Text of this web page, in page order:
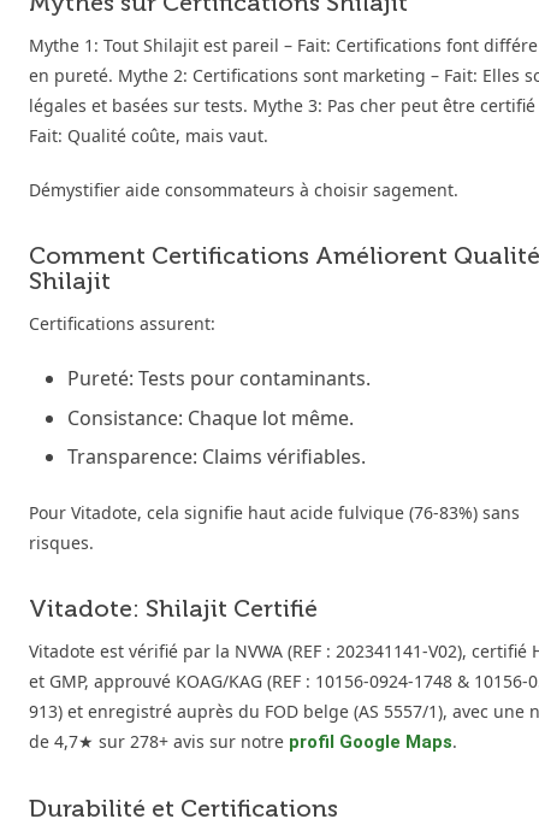
Mythe 1: Tout Shilajit est pareil – Fait: Certifications font
en pureté. Mythe 2: Certifications sont marketing – Fait: Elles
légales et basées sur tests. Mythe 3: Pas cher peut être certifié
Fait: Qualité coûte, mais vaut.
Démystifier aide consommateurs à choisir sagement.
Comment Certifications Améliorent Qualité
Shilajit
Certifications assurent:
Pureté: Tests pour contaminants.
Consistance: Chaque lot même.
Transparence: Claims vérifiables.
Pour Vitadote, cela signifie haut acide fulvique (76-83%) sans
risques.
Vitadote: Shilajit Certifié
Vitadote est vérifié par la NVWA (REF : 202341141-V02), certifié
et GMP, approuvé KOAG/KAG (REF : 10156-0924-1748 & 10156-
913) et enregistré auprès du FOD belge (AS 5557/1), avec une
de 4,7★ sur 278+ avis sur notre profil Google Maps.
Durabilité et Certifications